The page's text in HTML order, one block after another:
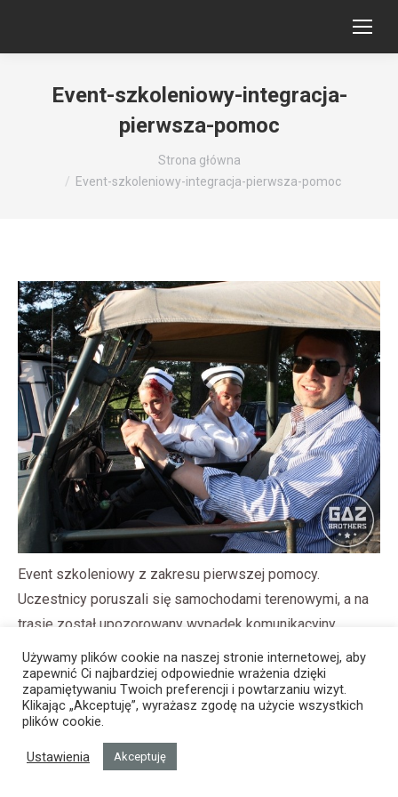
Event-szkoleniowy-integracja-
pierwsza-pomoc
Strona główna
Event-szkoleniowy-integracja-pierwsza-pomoc
Event szkoleniowy z zakresu pierwszej pomocy.
Uczestnicy poruszali się samochodami terenowymi, a na
trasie został upozorowany wypadek komunikacyjny.
Używamy plików cookie na naszej stronie internetowej, aby
zapewnić Ci najbardziej odpowiednie wrażenia dzięki
zapamiętywaniu Twoich preferencji i powtarzaniu wizyt.
Klikając „Akceptuję”, wyrażasz zgodę na użycie wszystkich
plików cookie.
Ustawienia Akceptuję